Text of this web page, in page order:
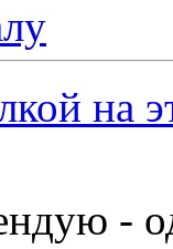
-